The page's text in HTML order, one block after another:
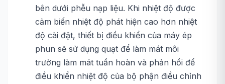
bên dưới phễu nạp liệu. Khi nhiệt độ được
cảm biến nhiệt độ phát hiện cao hơn nhiệt
độ cài đặt, thiết bị điều khiển của máy ép
phun sẽ sử dụng quạt để làm mát môi
trường làm mát tuần hoàn và phản hồi để
điều khiển nhiệt độ của bộ phận điều chỉnh